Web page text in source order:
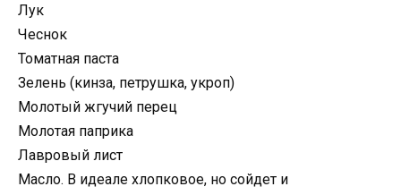
Лук
Чеснок
Томатная паста
Зелень (кинза, петрушка, укроп)
Молотый жгучий перец
Молотая паприка
Лавровый лист
Масло. В идеале хлопковое, но сойдет и